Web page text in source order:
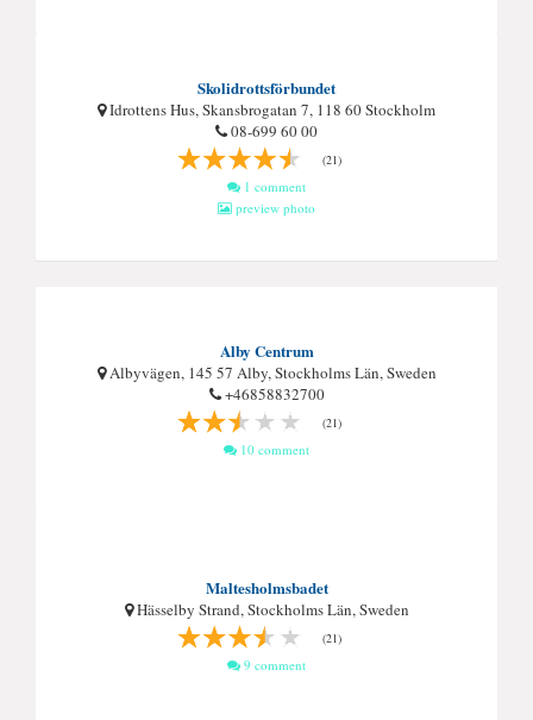
Skolidrottsförbundet
Idrottens Hus, Skansbrogatan 7, 118 60 Stockholm
08-699 60 00
(21)
1 comment
preview photo
Alby Centrum
Albyvägen, 145 57 Alby, Stockholms Län, Sweden
+46858832700
(21)
10 comment
Maltesholmsbadet
Hässelby Strand, Stockholms Län, Sweden
(21)
9 comment